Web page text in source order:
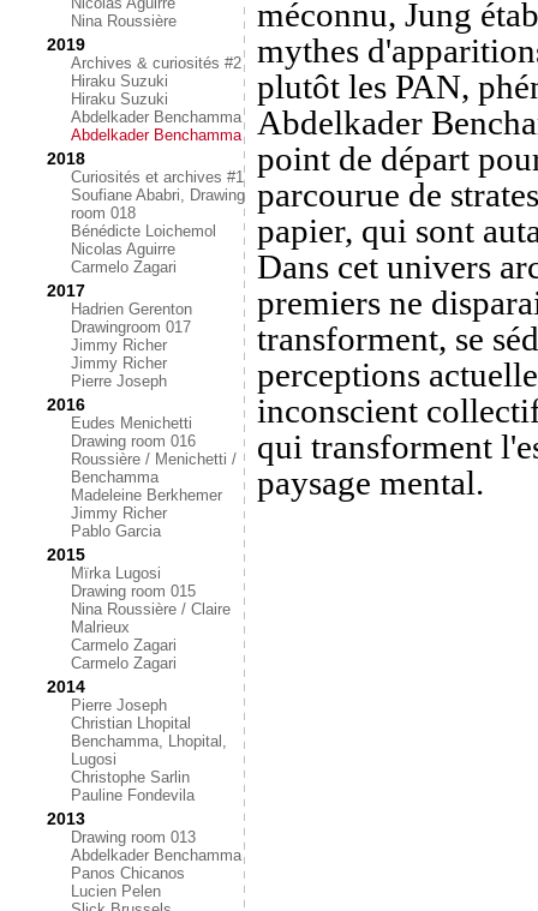
Nina Roussière
2019
Archives & curiosités #2
Hiraku Suzuki
Hiraku Suzuki
Abdelkader Benchamma
Abdelkader Benchamma
2018
Curiosités et archives #1
Soufiane Ababri, Drawing
room 018
Bénédicte Loichemol
Nicolas Aguirre
Carmelo Zagari
2017
Hadrien Gerenton
Drawingroom 017
Jimmy Richer
Jimmy Richer
Pierre Joseph
2016
Eudes Menichetti
Drawing room 016
Roussière / Menichetti /
Benchamma
Madeleine Berkhemer
Jimmy Richer
Pablo Garcia
2015
Mïrka Lugosi
Drawing room 015
Nina Roussière / Claire
Malrieux
Carmelo Zagari
Carmelo Zagari
2014
Pierre Joseph
Christian Lhopital
Benchamma, Lhopital,
Lugosi
Christophe Sarlin
Pauline Fondevila
2013
Drawing room 013
Abdelkader Benchamma
Panos Chicanos
Lucien Pelen
méconnu, Jung
mythes
plutôt les PAN,
Abdelkader
point de départ
parcourue de
papier, qui sont
Dans cet univers
premiers ne
transforment, se
perceptions
inconscient
qui transforment
paysage mental.